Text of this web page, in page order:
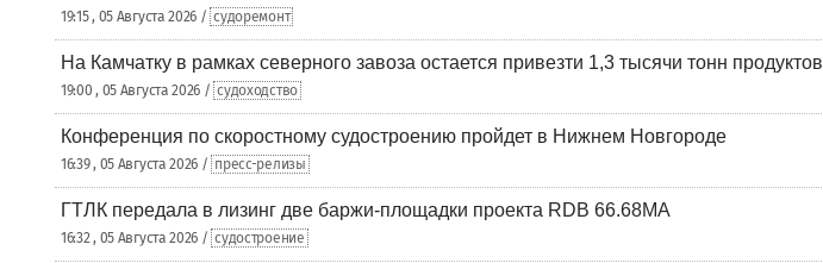
19:15 , 05 Августа 2026 / судоремонт
На Камчатку в рамках северного завоза остается привезти 1,3 тысячи тонн продуктов
19:00 , 05 Августа 2026 / судоходство
Конференция по скоростному судостроению пройдет в Нижнем Новгороде
16:39 , 05 Августа 2026 / пресс-релизы
ГТЛК передала в лизинг две баржи-площадки проекта RDB 66.68МА
16:32 , 05 Августа 2026 / судостроение